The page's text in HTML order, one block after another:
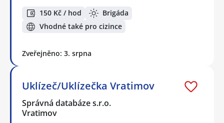
150 Kč / hod
Brigáda
Vhodné také pro cizince
Zveřejněno: 3. srpna
Uklízeč/Uklízečka Vratimov
Správná databáze s.r.o.
Vratimov